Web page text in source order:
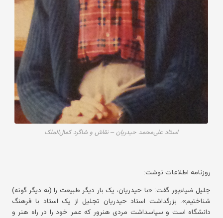
استاد علی‌محمد حیدریان – نقاش و شاگرد کمال‌الملک
روزنامه اطلاعات نوشت:
جلیل ضیاءپور گفت: «با حیدریان، یک بار دیگر طبیعت را (به دیگر گونه)
شناختیم». بزرگداشت استاد حیدریان تجلیل از یک استاد با فرهنگ
دانشگاه است و سپاسداشت مردی هنرور که عمر خود را در راه هنر و